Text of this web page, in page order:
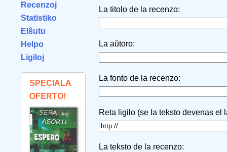
Recenzoj
Statistiko
Elŝutu
Helpo
Ligiloj
SPECIALA
OFERTO!
La titolo de la recenzo:
La aŭtoro:
La fonto de la recenzo:
Reta ligilo (se la teksto devenas el
La teksto de la recenzo: